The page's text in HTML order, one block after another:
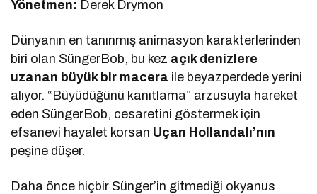
Yönetmen: Derek Drymon
Dünyanın en tanınmış animasyon karakterlerinden
biri olan SüngerBob, bu kez açık denizlere
uzanan büyük bir macera ile beyazperdede yerini
alıyor. “Büyüdüğünü kanıtlama” arzusuyla hareket
eden SüngerBob, cesaretini göstermek için
efsanevi hayalet korsan Uçan Hollandalı’nın
peşine düşer.
Daha önce hiçbir Sünger’in gitmediği okyanus